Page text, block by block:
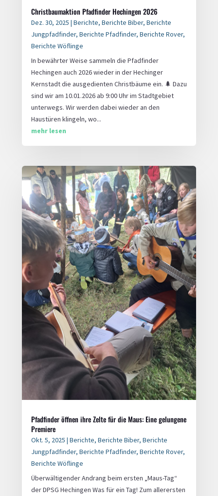
Christbaumaktion Pfadfinder Hechingen 2026
Dez. 30, 2025 | Berichte, Berichte Biber, Berichte
Jungpfadfinder, Berichte Pfadfinder, Berichte Rover,
Berichte Wöflinge
In bewährter Weise sammeln die Pfadfinder
Hechingen auch 2026 wieder in der Hechinger
Kernstadt die ausgedienten Christbäume ein. 🌲 Dazu
sind wir am 10.01.2026 ab 9:00 Uhr im Stadtgebiet
unterwegs. Wir werden dabei wieder an den
Haustüren klingeln, wo...
mehr lesen
Pfadfinder öffnen ihre Zelte für die Maus: Eine gelungene
Premiere
Okt. 5, 2025 | Berichte, Berichte Biber, Berichte
Jungpfadfinder, Berichte Pfadfinder, Berichte Rover,
Berichte Wöflinge
Überwältigender Andrang beim ersten „Maus-Tag“
der DPSG Hechingen Was für ein Tag! Zum allerersten